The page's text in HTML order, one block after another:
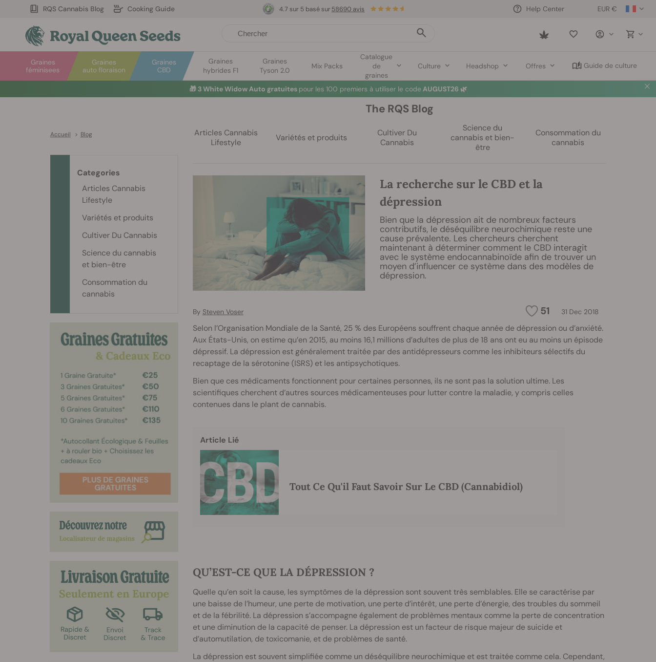
RQS Cannabis Blog Cooking Guide EUR €
Help Center
Saved
Graines
auto floraison
Graines
féminisees
Graines
CBD
Graines
hybrides F1
Graines
Tyson 2.0
Mix Packs
Catalogue
de
graines
Culture Headshop Offres Guide de culture
4.7 sur 5 basé sur58690 avis
🎁 3 White Widow Auto gratuites pour les 100 premiers à utiliser le code AUGUST26 🌿
Accueil > Blog
The RQS Blog
Articles Cannabis
Lifestyle
Variétés et produits
Cultiver Du
Cannabis
Science du
cannabis et bien-
être
Consommation du
cannabis
La recherche sur le CBD et la
dépression
Bien que la dépression ait de nombreux facteurs
contributifs, le déséquilibre neurochimique reste une
cause prévalente. Les chercheurs cherchent
maintenant à déterminer comment le CBD interagit
avec le système endocannabinoïde afin de trouver un
moyen d’influencer ce système dans des modèles de
dépression.
51 31 Dec 2018
By Steven Voser
Selon l’Organisation Mondiale de la Santé, 25 % des Européens souffrent chaque année de dépression ou d’anxiété.
Aux États-Unis, on estime qu’en 2015, au moins 16,1 millions d’adultes de plus de 18 ans ont eu au moins un épisode
dépressif. La dépression est généralement traitée par des antidépresseurs comme les inhibiteurs sélectifs du
recaptage de la sérotonine (ISRS) et les antipsychotiques.
Bien que ces médicaments fonctionnent pour certaines personnes, ils ne sont pas la solution ultime. Les
scientifiques cherchent d’autres sources médicamenteuses pour lutter contre la maladie, y compris celles
contenues dans le plant de cannabis.
Article Lié
Tout Ce Qu'il Faut Savoir Sur Le CBD (Cannabidiol)
QU’EST-CE QUE LA DÉPRESSION ?
Quelle qu’en soit la cause, les symptômes de la dépression sont souvent très semblables. Elle se caractérise par
une baisse de l’humeur, une perte de motivation, une perte d’intérêt, une perte d’énergie, des troubles du sommeil
et de la fébrilité. La dépression s’accompagne également de problèmes mentaux comme la perte de concentration
et une diminution de la capacité de penser. La dépression est un facteur de risque majeur de suicide et
d’automutilation, de toxicomanie, et de problèmes de santé.
La dépression est souvent simplifiée comme un déséquilibre neurochimique et est traitée comme cela. Cependant,
Categories
Articles Cannabis
Lifestyle
Variétés et produits
Cultiver Du Cannabis
Science du cannabis
et bien-être
Consommation du
cannabis